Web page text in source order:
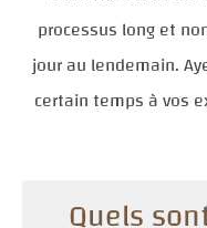
processus long et
jour au lendemain.
certain temps à vos
Quels